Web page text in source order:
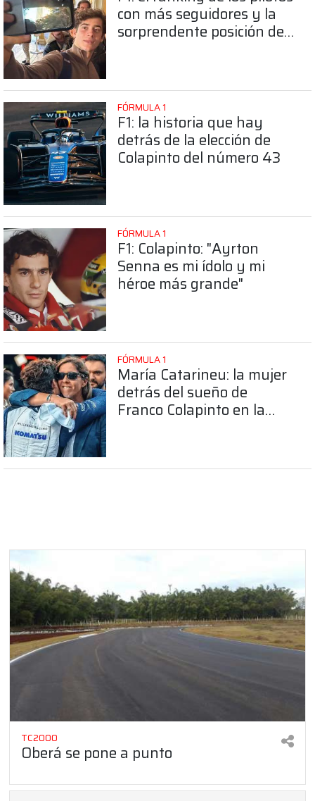
con más seguidores y la
sorprendente posición de
FÓRMULA 1
F1: la historia que hay
detrás de la elección de
Colapinto del número 43
FÓRMULA 1
F1: Colapinto: "Ayrton
Senna es mi ídolo y mi
héroe más grande"
FÓRMULA 1
María Catarineu: la mujer
detrás del sueño de
Franco Colapinto en la
TC2000
Oberá se pone a punto